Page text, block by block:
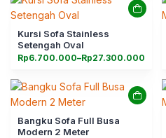
Kursi Sofa Stainless
Setengah Oval
Rp6.700.000–Rp27.300.000
Rentang
harga:
hingga
Rp27.300.000
Bangku Sofa Full Busa
Modern 2 Meter